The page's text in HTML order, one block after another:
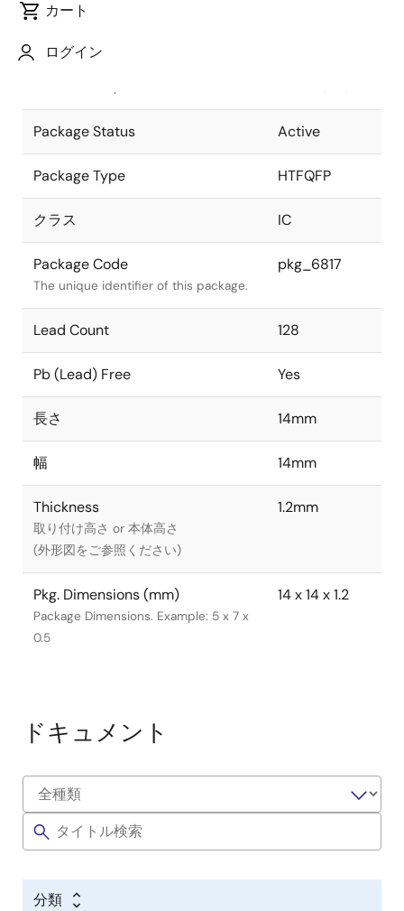
カート
ログイン
JEITA Standard
The JEITA standard to which the
Package Status Active
Package Type HTFQFP
クラス IC
Package Code
The unique identifier of this package.
pkg_6817
Lead Count 128
Pb (Lead) Free Yes
長さ 14mm
幅 14mm
Thickness
取り付け高さ or 本体高さ
(外形図をご参照ください)
1.2mm
Pkg. Dimensions (mm)
Package Dimensions. Example: 5 x 7 x
0.5
14 x 14 x 1.2
ドキュメント
分類